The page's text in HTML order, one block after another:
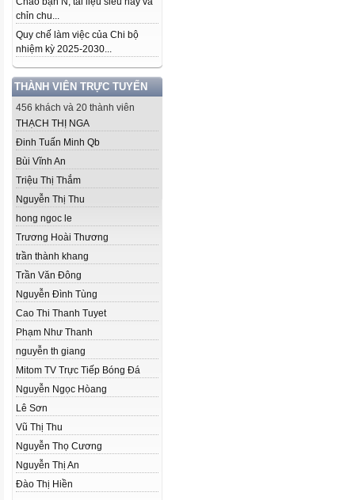
chỉn chu...
Quy chế làm việc của Chi bộ
nhiệm kỳ 2025-2030...
THÀNH VIÊN TRỰC TUYẾN
456 khách và 20 thành viên
THẠCH THỊ NGA
Đinh Tuấn Minh Qb
Bùi Vĩnh An
Triệu Thị Thắm
Nguyễn Thị Thu
hong ngoc le
Trương Hoài Thương
trần thành khang
Trần Văn Đông
Nguyễn Đình Tùng
Cao Thi Thanh Tuyet
Phạm Như Thanh
nguyễn th giang
Mitom TV Trực Tiếp Bóng Đá
Nguyễn Ngọc Hòang
Lê Sơn
Vũ Thị Thu
Nguyễn Thọ Cương
Nguyễn Thị An
Đào Thị Hiền